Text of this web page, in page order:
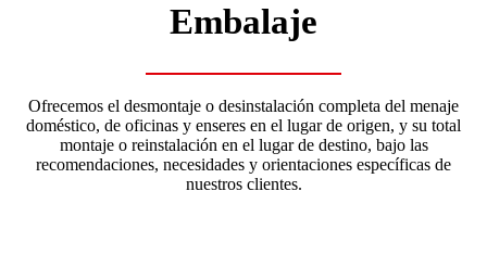
Embalaje
Ofrecemos el desmontaje o desinstalación completa del menaje
doméstico, de oficinas y enseres en el lugar de origen, y su total
montaje o reinstalación en el lugar de destino, bajo las
recomendaciones, necesidades y orientaciones específicas de
nuestros clientes.